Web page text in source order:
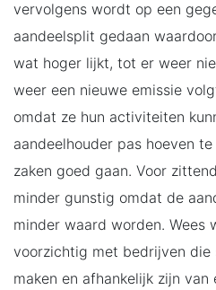
vervolgens wordt op een
aandeelsplit gedaan
wat hoger lijkt, tot er weer
weer een nieuwe emissie
omdat ze hun activiteiten
aandeelhouder pas hoeven
zaken goed gaan. Voor
minder gunstig omdat de
minder waard worden.
voorzichtig met bedrijven die
maken en afhankelijk zijn